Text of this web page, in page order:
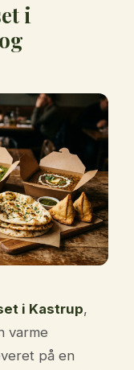
i
i Kastrup,
varme
på en